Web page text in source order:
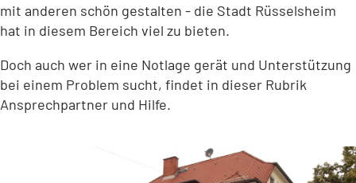
mit anderen schön gestalten - die Stadt Rüsselsheim
hat in diesem Bereich viel zu bieten.
Doch auch wer in eine Notlage gerät und Unterstützung
bei einem Problem sucht, findet in dieser Rubrik
Ansprechpartner und Hilfe.